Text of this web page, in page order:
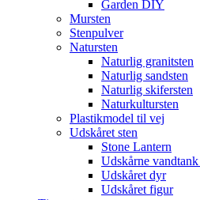
Garden DIY
Mursten
Stenpulver
Natursten
Naturlig granitsten
Naturlig sandsten
Naturlig skifersten
Naturkultursten
Plastikmodel til vej
Udskåret sten
Stone Lantern
Udskårne
Udskåret dyr
Udskåret figur